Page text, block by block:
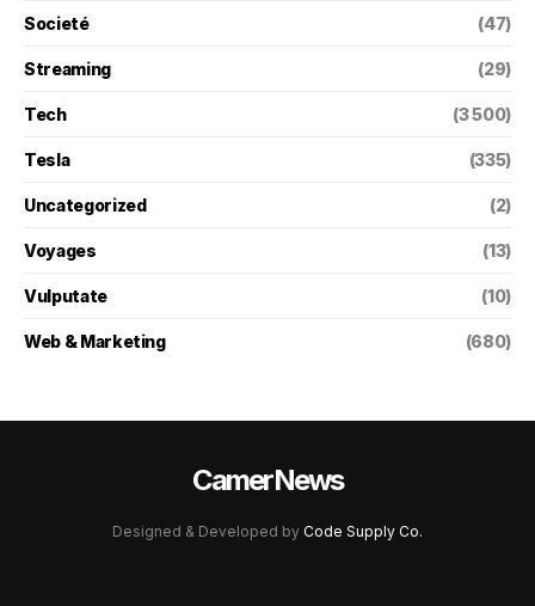
Societé (47)
Streaming (29)
Tech (3 500)
Tesla (335)
Uncategorized (2)
Voyages (13)
Vulputate (10)
Web & Marketing (680)
CamerNews
Designed & Developed by Code Supply Co.